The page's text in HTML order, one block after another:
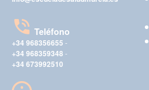
Teléfono
+34 968356655 -
+34 968359348 -
+34 673992510